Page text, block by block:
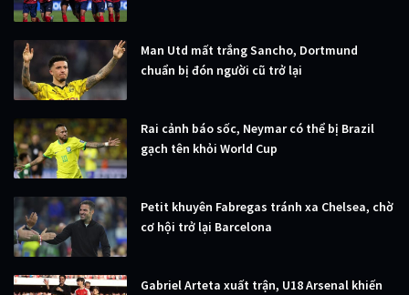
Man Utd mất trắng Sancho, Dortmund
chuẩn bị đón người cũ trở lại
Rai cảnh báo sốc, Neymar có thể bị Brazil
gạch tên khỏi World Cup
Petit khuyên Fabregas tránh xa Chelsea, chờ
cơ hội trở lại Barcelona
Gabriel Arteta xuất trận, U18 Arsenal khiến